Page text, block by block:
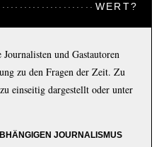
WERT?
und Gastautoren
zu den Fragen der Zeit. Zu
einseitig dargestellt oder unter
JOURNALISMUS